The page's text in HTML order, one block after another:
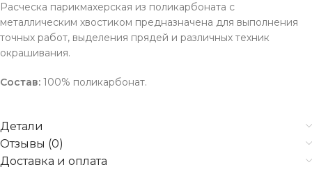
Расческа парикмахерская из поликарбоната с
металлическим хвостиком предназначена для выполнения
точных работ, выделения прядей и различных техник
окрашивания.
Состав: 100% поликарбонат.
Детали
Отзывы (0)
Доставка и оплата